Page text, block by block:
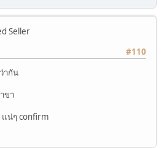
Seller
#110
ากัน
ขา
น่ๆ confirm